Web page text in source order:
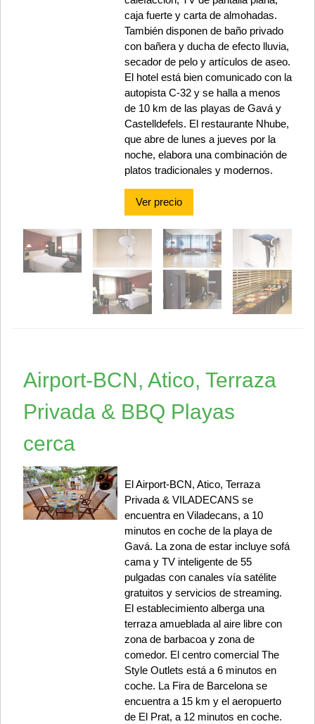
caja fuerte y carta de almohadas.
También disponen de baño privado
con bañera y ducha de efecto lluvia,
secador de pelo y artículos de aseo.
El hotel está bien comunicado con la
autopista C-32 y se halla a menos
de 10 km de las playas de Gavá y
Castelldefels. El restaurante Nhube,
que abre de lunes a jueves por la
noche, elabora una combinación de
platos tradicionales y modernos.
Ver precio
Airport-BCN, Atico, Terraza
Privada & BBQ Playas
cerca
El Airport-BCN, Atico, Terraza
Privada & VILADECANS se
encuentra en Viladecans, a 10
minutos en coche de la playa de
Gavá. La zona de estar incluye sofá
cama y TV inteligente de 55
pulgadas con canales vía satélite
gratuitos y servicios de streaming.
El establecimiento alberga una
terraza amueblada al aire libre con
zona de barbacoa y zona de
comedor. El centro comercial The
Style Outlets está a 6 minutos en
coche. La Fira de Barcelona se
encuentra a 15 km y el aeropuerto
de El Prat, a 12 minutos en coche.